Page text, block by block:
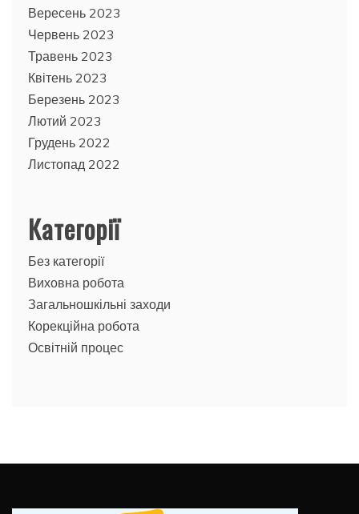
Вересень 2023
Червень 2023
Травень 2023
Квітень 2023
Березень 2023
Лютий 2023
Грудень 2022
Листопад 2022
Категорії
Без категорії
Виховна робота
Загальношкільні заходи
Корекційна робота
Освітній процес